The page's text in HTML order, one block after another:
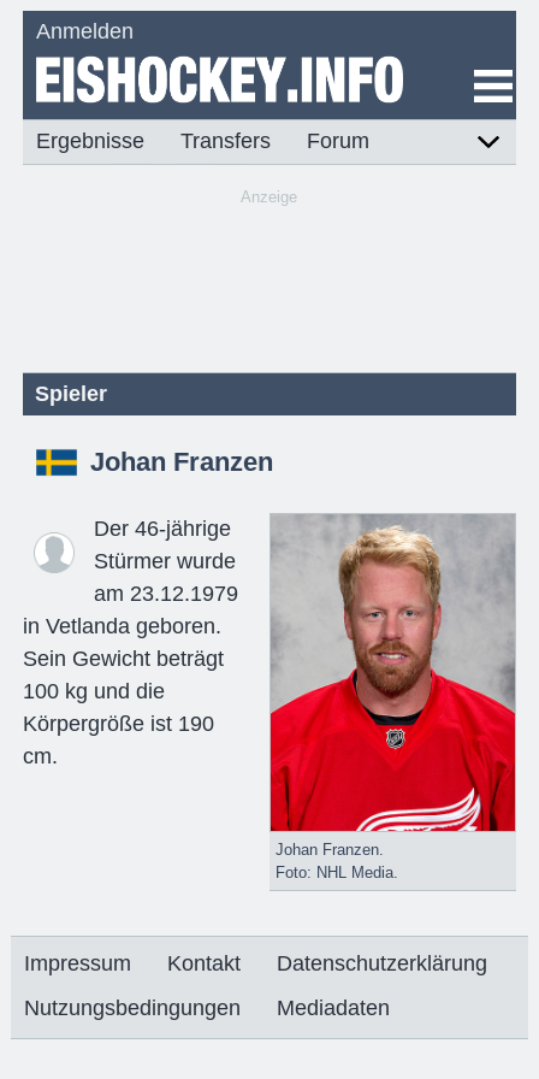
Anmelden
Ergebnisse Transfers Forum
Anzeige
Spieler
Johan Franzen
Johan Franzen.
Foto: NHL Media.
Der 46-jährige
Stürmer wurde
am 23.12.1979
in Vetlanda geboren.
Sein Gewicht beträgt
100 kg und die
Körpergröße ist 190
cm.
Impressum Kontakt
Datenschutzerklärung
Nutzungsbedingungen
Mediadaten